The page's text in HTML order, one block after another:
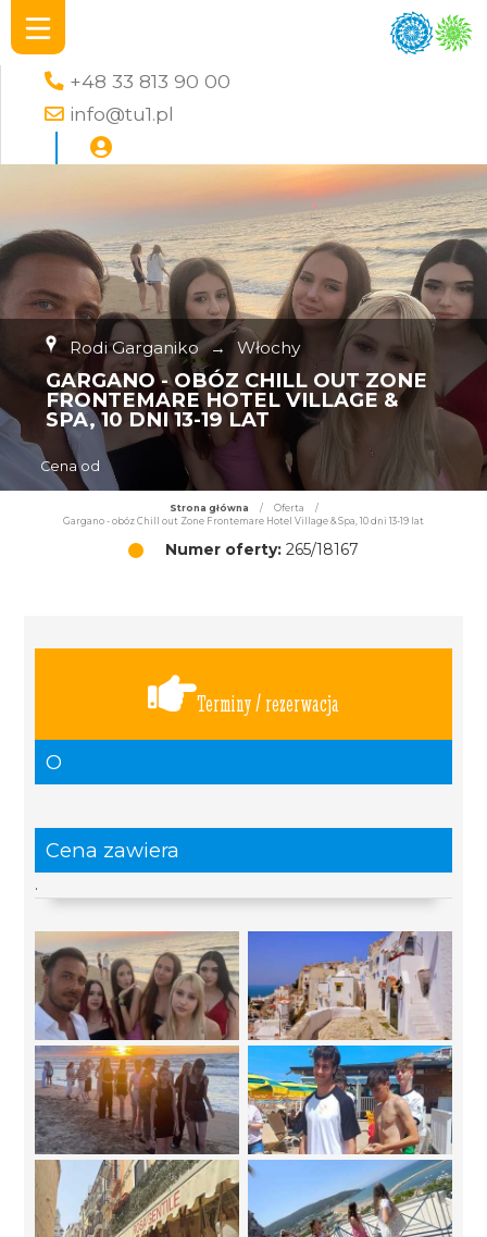
+48 33 813 90 00
info@tu1.pl
Rodi Garganiko → Włochy
GARGANO - OBÓZ CHILL OUT ZONE
FRONTEMARE HOTEL VILLAGE &
SPA, 10 DNI 13-19 LAT
Cena od
Strona główna / Oferta
/
Gargano - obóz Chill out Zone Frontemare Hotel Village & Spa, 10 dni 13-19 lat
Numer oferty: 265/18167
Terminy / rezerwacja
O
Cena zawiera
.